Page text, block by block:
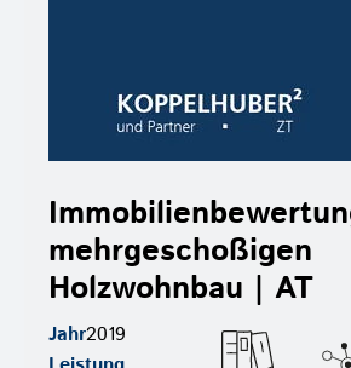
mehrgeschoßigen
Holzwohnbau | AT
Jahr2019